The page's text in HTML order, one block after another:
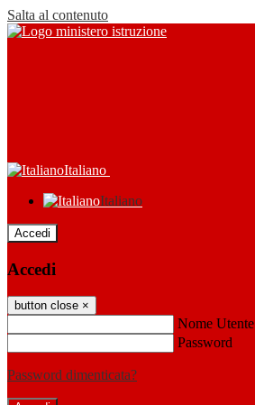
Salta al contenuto
Italiano
Italiano
Accedi
Accedi
button close ×
Nome Utente
Password
Password dimenticata?